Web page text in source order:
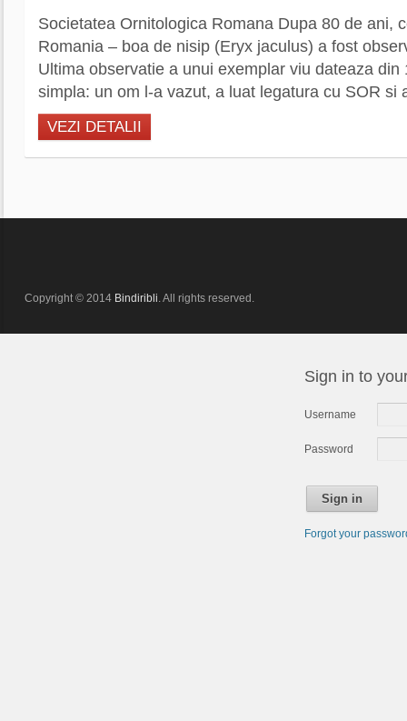
Societatea Ornitologica Romana Dupa 80 de ani,
Romania – boa de nisip (Eryx jaculus) a fost
Ultima observatie a unui exemplar viu dateaza din
simpla: un om l-a vazut, a luat legatura cu SOR si
VEZI DETALII
Copyright © 2014 Bindiribli. All rights reserved.
Sign in to
Username
Password
Sign in
Forgot your